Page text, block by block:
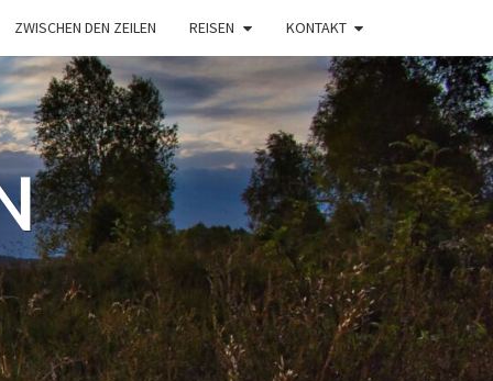
ZWISCHEN DEN ZEILEN REISEN KONTAKT